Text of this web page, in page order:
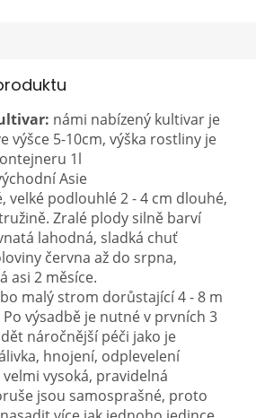
námi nabízený kultivar je
výšce 5-10cm, výška rostliny je
1l
Asie
velké podlouhlé 2 - 4 cm dlouhé,
Zralé plody silně barví
lahodná, sladká chuť
června až do srpna,
asi 2 měsíce.
malý strom dorůstající 4 - 8 m
Po výsadbě je nutné v prvních 3
náročnější péči jako je
hnojení, odplevelení
velmi vysoká, pravidelná
jsou samosprašné, proto